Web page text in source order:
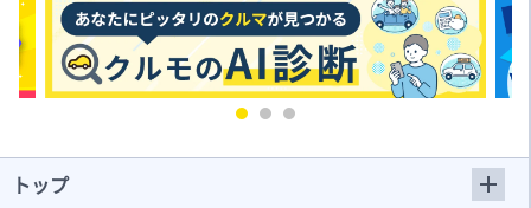
トップ